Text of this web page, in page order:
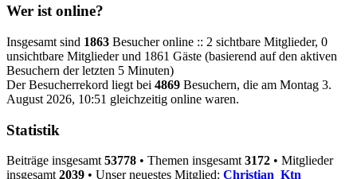
Wer ist online?
Insgesamt sind 1863 Besucher online :: 2 sichtbare Mitglieder, 0
unsichtbare Mitglieder und 1861 Gäste (basierend auf den aktiven
Besuchern der letzten 5 Minuten)
Der Besucherrekord liegt bei 4869 Besuchern, die am Montag 3.
August 2026, 10:51 gleichzeitig online waren.
Statistik
Beiträge insgesamt 53778 • Themen insgesamt 3172 • Mitglieder
insgesamt 2039 • Unser neuestes Mitglied: Christian_Ktn